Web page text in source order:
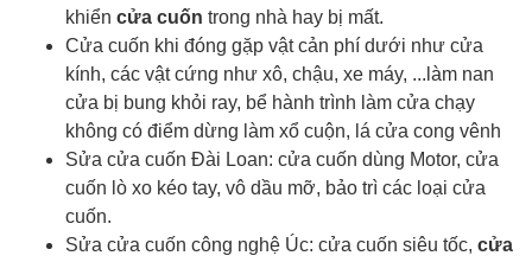
khiển cửa cuốn trong nhà hay bị mất.
Cửa cuốn khi đóng gặp vật cản phí dưới như cửa
kính, các vật cứng như xô, chậu, xe máy, ...làm nan
cửa bị bung khỏi ray, bể hành trình làm cửa chạy
không có điểm dừng làm xổ cuộn, lá cửa cong vênh
Sửa cửa cuốn Đài Loan: cửa cuốn dùng Motor, cửa
cuốn lò xo kéo tay, vô dầu mỡ, bảo trì các loại cửa
cuốn.
Sửa cửa cuốn công nghệ Úc: cửa cuốn siêu tốc, cửa